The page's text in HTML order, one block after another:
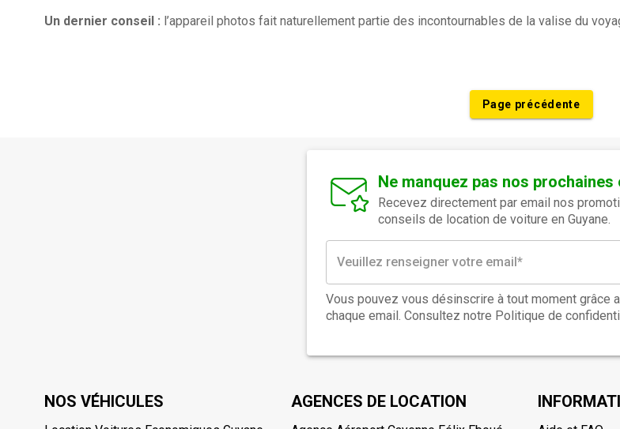
Un dernier conseil : l’appareil photos fait naturellement partie des incontournables de la valise du
Page précédente
Ne manquez pas nos
Recevez directement par email nos
conseils de location de voiture en Guyane.
Vous pouvez vous désinscrire à tout moment grâce
chaque email. Consultez notre Politique de
NOS VÉHICULES AGENCES DE LOCATION